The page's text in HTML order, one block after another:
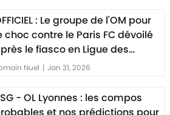
: Le groupe de l'OM pour
choc contre le Paris FC dévoilé
le fiasco en Ligue des
Nuel | Jan 31, 2026
- OL Lyonnes : les compos